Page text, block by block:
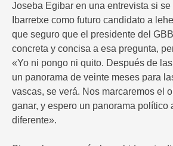
Joseba Egibar en una entrevista si
Ibarretxe como futuro candidato a
que seguro que el presidente del
concreta y concisa a esa pregunta,
«Yo ni pongo ni quito. Después de
un panorama de veinte meses para
vascas, se verá. Nos marcaremos el
ganar, y espero un panorama político
diferente».